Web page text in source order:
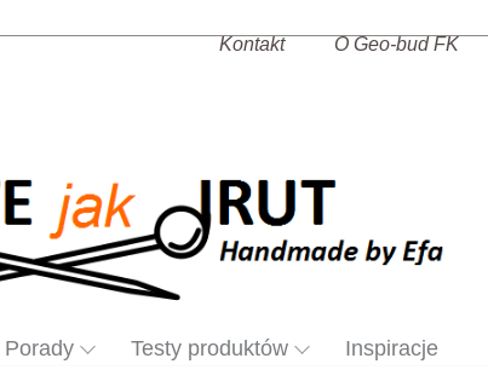
Kontakt O Geo-bud FK
Porady Testy produktów Inspiracje